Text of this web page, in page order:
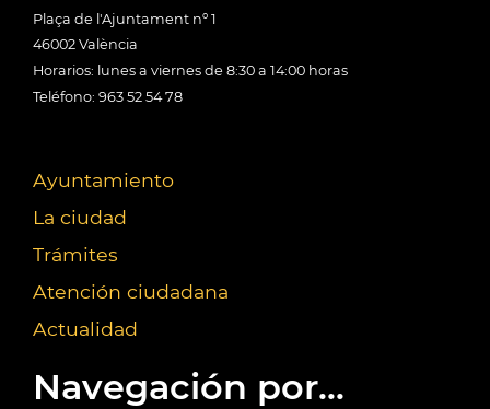
Plaça de l'Ajuntament nº 1
46002 València
Horarios: lunes a viernes de 8:30 a 14:00 horas
Teléfono: 963 52 54 78
Ayuntamiento
La ciudad
Trámites
Atención ciudadana
Actualidad
Navegación por...